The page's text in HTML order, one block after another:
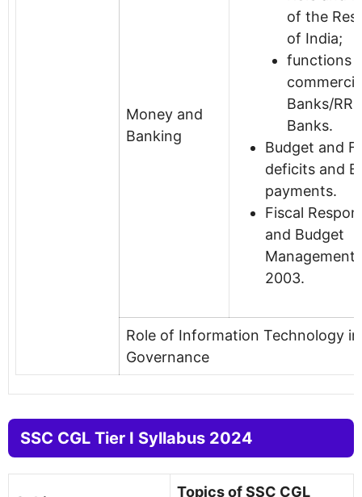
Money and
Banking
of the
of India;
functions
Banks/
Banks.
Budget and
deficits and
payments.
Fiscal
and Budget
Management
2003.
Role of Information Technology in
Governance
SSC CGL Tier I Syllabus 2024
Topics of SSC CGL